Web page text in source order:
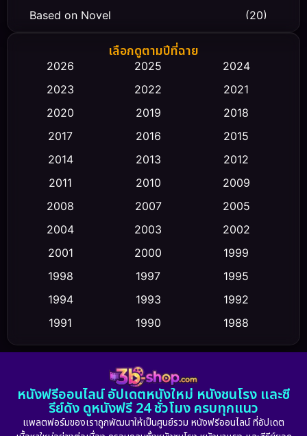
Based on Novel (20)
Biography ชีวิตจริง
Classic หนังคลาสสิก (23)
Comedy ตลก (458)
Conspiracy
Crime อาชญากรรม (347)
Culture (23)
Dance เต้น
Detective สืบสวน (5)
Detective สืบสวน (56)
เลือกดูตามปีที่ฉาย
2026 2025
2024
2023
2022
2021
2020
2019
2018
2017
2016
2015
2014
2013
2012
2011
2010
2009
2008
2007
2005
2004
2003
2002
2001
2000
1999
1998
1997
1995
1994
1993
1992
1991
1990
1988
1986
1985
1983
1981
1974
1971 1962
หนังฟรีออนไลน์ อัปเดตหนังใหม่ หนังชนโรง และซี
รีย์ดัง ดูหนังฟรี 24 ชั่วโมง ครบทุกแนว
แพลตฟอร์มของเราถูกพัฒนาให้เป็นศูนย์รวม หนังฟรีออนไลน์ ที่อัปเดต